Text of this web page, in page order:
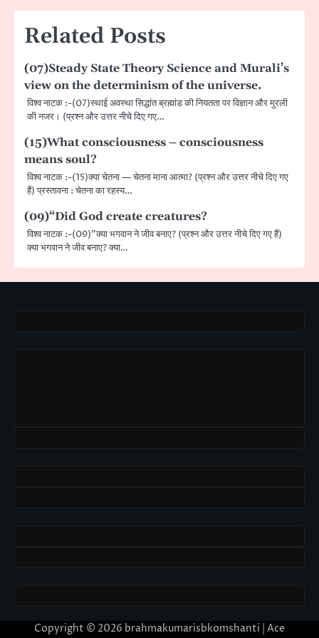
Related Posts
(07)Steady State Theory Science and Murali’s
view on the determinism of the universe.
विश्व नाटक :-(07)स्थाई अवस्था सिद्धांत ब्रह्मांड की नियतता पर विज्ञान और मुरली
की नजर। (प्रश्न और उत्तर नीचे दिए गए…
(15)What consciousness – consciousness
means soul?
विश्व नाटक :-(15)क्या चेतना — चेतना माना आत्मा? (प्रश्न और उत्तर नीचे दिए गए
हैं) प्रस्तावना : चेतना का रहस्य…
(09)“Did God create creatures?
विश्व नाटक :-(09)”क्या भगवान ने जीव बनाए? (प्रश्न और उत्तर नीचे दिए गए हैं)
क्या भगवान ने जीव बनाए? क्या…
Copyright © 2026 brahmakumarisbkomshanti | Ace